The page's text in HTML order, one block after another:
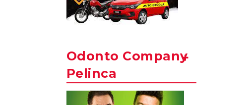
Odonto Company
Pelinca